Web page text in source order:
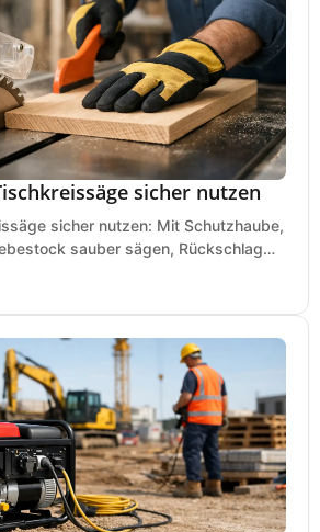
sicher nutzen
sicher nutzen: Mit Schutzhaube,
sauber sägen, Rückschlag